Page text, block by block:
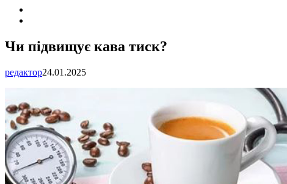
Чи підвищує кава тиск?
редактор24.01.2025